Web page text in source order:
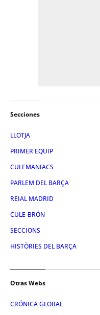
Secciones
LLOTJA
PRIMER EQUIP
CULEMANIACS
PARLEM DEL BARÇA
REIAL MADRID
CULE-BRÓN
SECCIONS
HISTÒRIES DEL BARÇA
Otras Webs
CRÓNICA GLOBAL